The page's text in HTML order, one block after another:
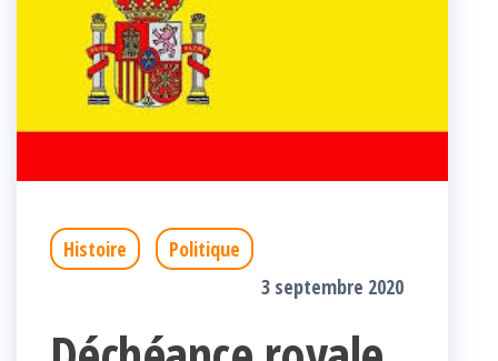
Histoire
Politique
3 septembre 2020